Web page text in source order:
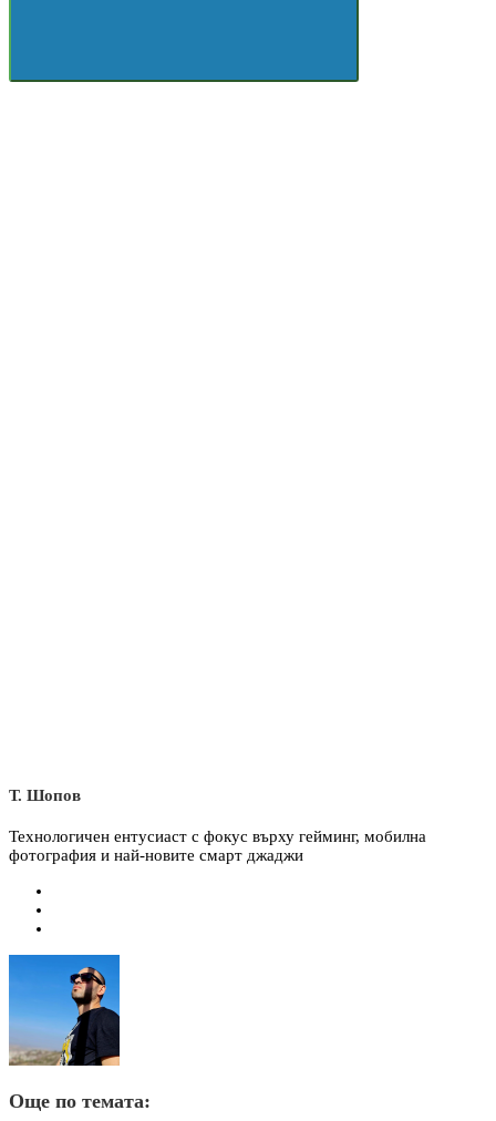
Т. Шопов
Технологичен ентусиаст с фокус върху гейминг, мобилна
фотография и най-новите смарт джаджи
Още по темата: